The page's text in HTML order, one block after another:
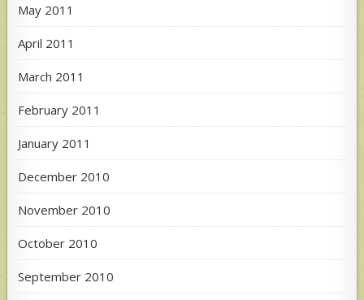
May 2011
April 2011
March 2011
February 2011
January 2011
December 2010
November 2010
October 2010
September 2010